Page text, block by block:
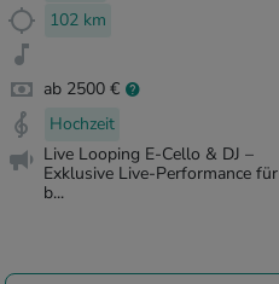
102 km
ab 2500 €
Hochzeit
Live Looping E-Cello & DJ –
Exklusive Live-Performance für
b...